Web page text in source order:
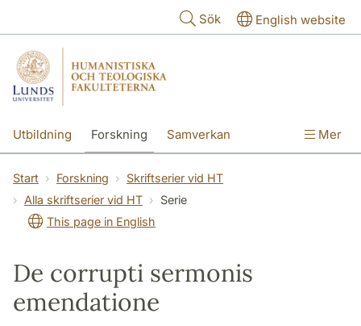
Sök English website
Utbildning Forskning Samverkan Mer
Start Forskning
Skriftserier vid HT
Alla skriftserier vid HT
Serie
This page in English
De corrupti sermonis
emendatione